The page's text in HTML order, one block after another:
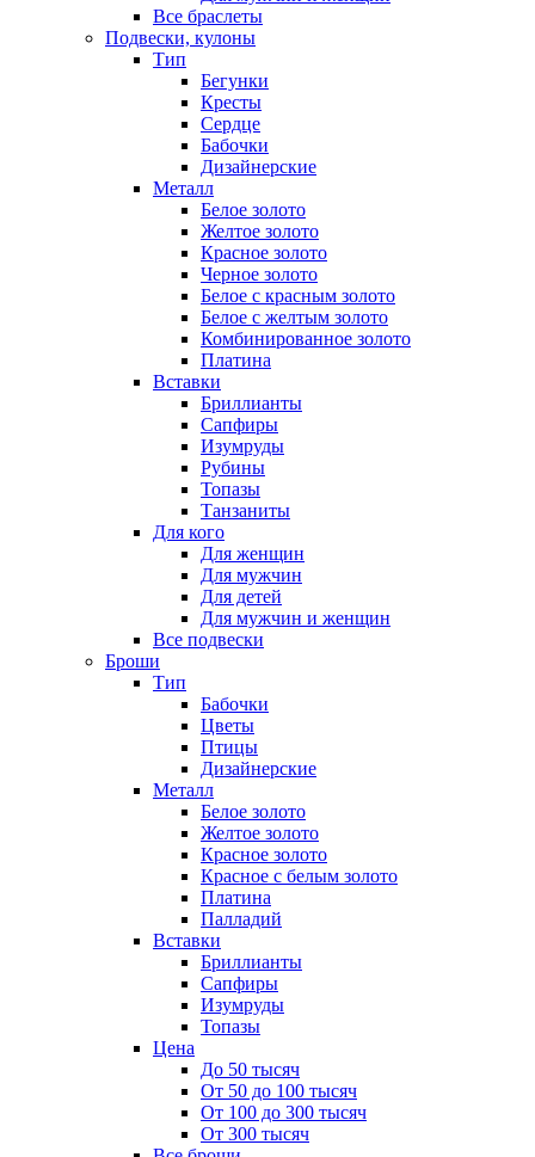
Все браслеты
Подвески, кулоны
Тип
Бегунки
Кресты
Сердце
Бабочки
Дизайнерские
Металл
Белое золото
Желтое золото
Красное золото
Черное золото
Белое с красным золото
Белое с желтым золото
Комбинированное золото
Платина
Вставки
Бриллианты
Сапфиры
Изумруды
Рубины
Топазы
Танзаниты
Для кого
Для женщин
Для мужчин
Для детей
Для мужчин и женщин
Все подвески
Броши
Тип
Бабочки
Цветы
Птицы
Дизайнерские
Металл
Белое золото
Желтое золото
Красное золото
Красное с белым золото
Платина
Палладий
Вставки
Бриллианты
Сапфиры
Изумруды
Топазы
Цена
До 50 тысяч
От 50 до 100 тысяч
От 100 до 300 тысяч
От 300 тысяч